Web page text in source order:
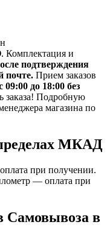
. Комплектация и
подтверждения
почте. Прием заказов
до 18:00 без
заказа! Подробную
магазина по
МКАД
при получении.
— оплата при
Самовывоза в